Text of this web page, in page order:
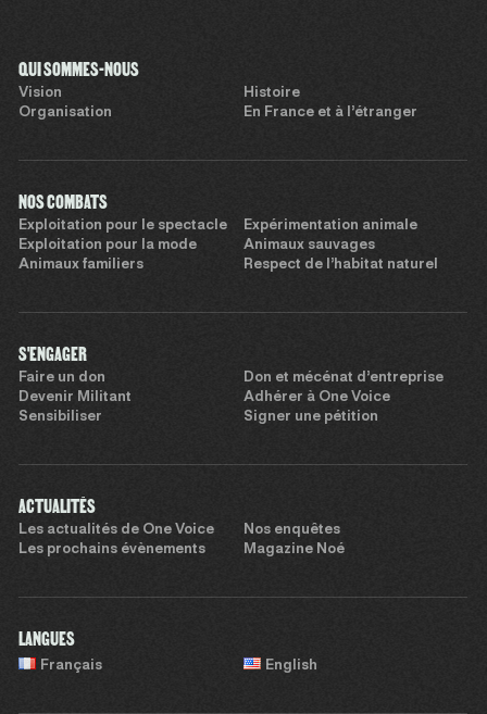
QUI SOMMES-NOUS
Vision
Histoire
Organisation
En France et à l’étranger
NOS COMBATS
Exploitation pour le spectacle
Expérimentation animale
Exploitation pour la mode
Animaux sauvages
Animaux familiers
Respect de l’habitat naturel
S'ENGAGER
Faire un don
Don et mécénat d’entreprise
Devenir Militant
Adhérer à One Voice
Sensibiliser
Signer une pétition
ACTUALITÉS
Les actualités de One Voice
Nos enquêtes
Les prochains évènements
Magazine Noé
LANGUES
Français English